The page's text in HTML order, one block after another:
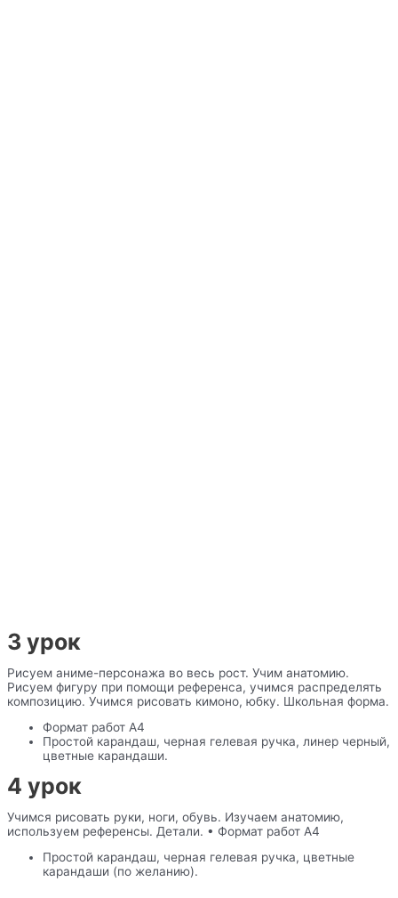
3 урок
Рисуем аниме-персонажа во весь рост. Учим анатомию.
Рисуем фигуру при помощи референса, учимся распределять
композицию. Учимся рисовать кимоно, юбку. Школьная форма.
Формат работ А4
Простой карандаш, черная гелевая ручка, линер черный,
цветные карандаши.
4 урок
Учимся рисовать руки, ноги, обувь. Изучаем анатомию,
используем референсы. Детали. • Формат работ А4
Простой карандаш, черная гелевая ручка, цветные
карандаши (по желанию).